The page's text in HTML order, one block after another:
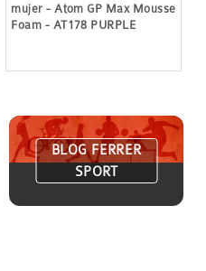
mujer - Atom GP Max Mousse
Foam - AT178 PURPLE
BLOG FERRER
SPORT